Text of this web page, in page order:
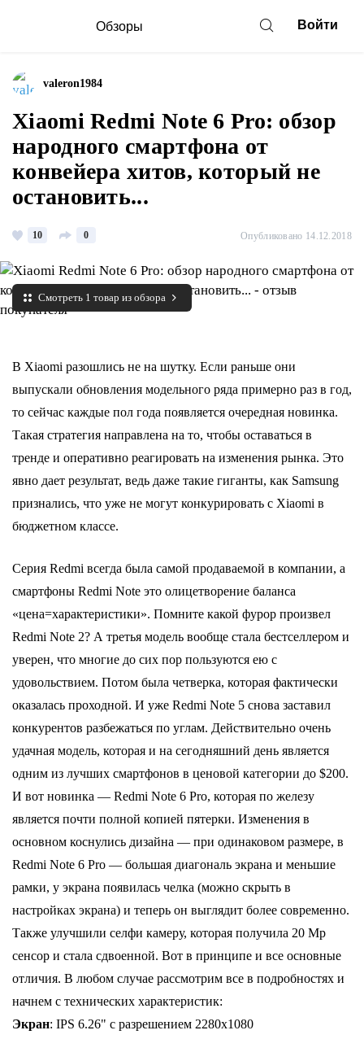
Обзоры Войти
valeron1984
Xiaomi Redmi Note 6 Pro: обзор
народного смартфона от
конвейера хитов, который не
остановить...
10 0 Опубликовано 14.12.2018
Смотреть 1 товар из обзора
В Xiaomi разошлись не на шутку. Если раньше они
выпускали обновления модельного ряда примерно раз в год,
то сейчас каждые пол года появляется очередная новинка.
Такая стратегия направлена на то, чтобы оставаться в
тренде и оперативно реагировать на изменения рынка. Это
явно дает результат, ведь даже такие гиганты, как Samsung
признались, что уже не могут конкурировать с Xiaomi в
бюджетном классе.
Серия Redmi всегда была самой продаваемой в компании, а
смартфоны Redmi Note это олицетворение баланса
«цена=характеристики». Помните какой фурор произвел
Redmi Note 2? А третья модель вообще стала бестселлером и
уверен, что многие до сих пор пользуются ею с
удовольствием. Потом была четверка, которая фактически
оказалась проходной. И уже Redmi Note 5 снова заставил
конкурентов разбежаться по углам. Действительно очень
удачная модель, которая и на сегодняшний день является
одним из лучших смартфонов в ценовой категории до $200.
И вот новинка — Redmi Note 6 Pro, которая по железу
является почти полной копией пятерки. Изменения в
основном коснулись дизайна — при одинаковом размере, в
Redmi Note 6 Pro — большая диагональ экрана и меньшие
рамки, у экрана появилась челка (можно скрыть в
настройках экрана) и теперь он выглядит более современно.
Также улучшили селфи камеру, которая получила 20 Mp
сенсор и стала сдвоенной. Вот в принципе и все основные
отличия. В любом случае рассмотрим все в подробностях и
начнем с технических характеристик:
Экран: IPS 6.26" с разрешением 2280х1080